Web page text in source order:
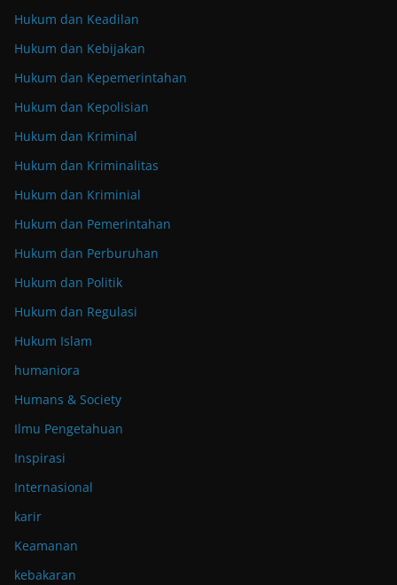
Hukum dan Keadilan
Hukum dan Kebijakan
Hukum dan Kepemerintahan
Hukum dan Kepolisian
Hukum dan Kriminal
Hukum dan Kriminalitas
Hukum dan Kriminial
Hukum dan Pemerintahan
Hukum dan Perburuhan
Hukum dan Politik
Hukum dan Regulasi
Hukum Islam
humaniora
Humans & Society
Ilmu Pengetahuan
Inspirasi
Internasional
karir
Keamanan
kebakaran